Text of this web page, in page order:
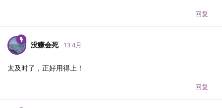
回复
没赚会死 13 4月
太及时了，正好用得上！
回复